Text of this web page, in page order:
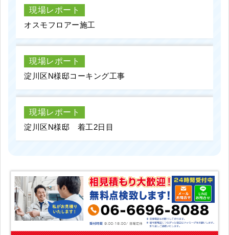
現場レポート
オスモフロアー施工
現場レポート
淀川区N様邸コーキング工事
現場レポート
淀川区N様邸 着工2日目